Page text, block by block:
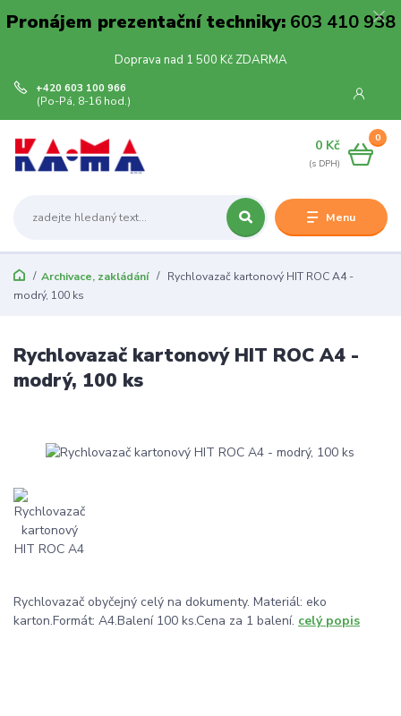
Pronájem prezentační techniky:603 410 938
Doprava nad 1 500 Kč ZDARMA
Menu
+420 603 100 966
(Po-Pá, 8-16 hod.)
0
0 Kč
Archivace, zakládání
Rychlovazač kartonový HIT ROC A4 -
modrý, 100 ks
Rychlovazač kartonový HIT ROC A4 -
modrý, 100 ks
Rychlovazač obyčejný celý na dokumenty. Materiál: eko
karton.Formát: A4.Balení 100 ks.Cena za 1 balení. celý popis